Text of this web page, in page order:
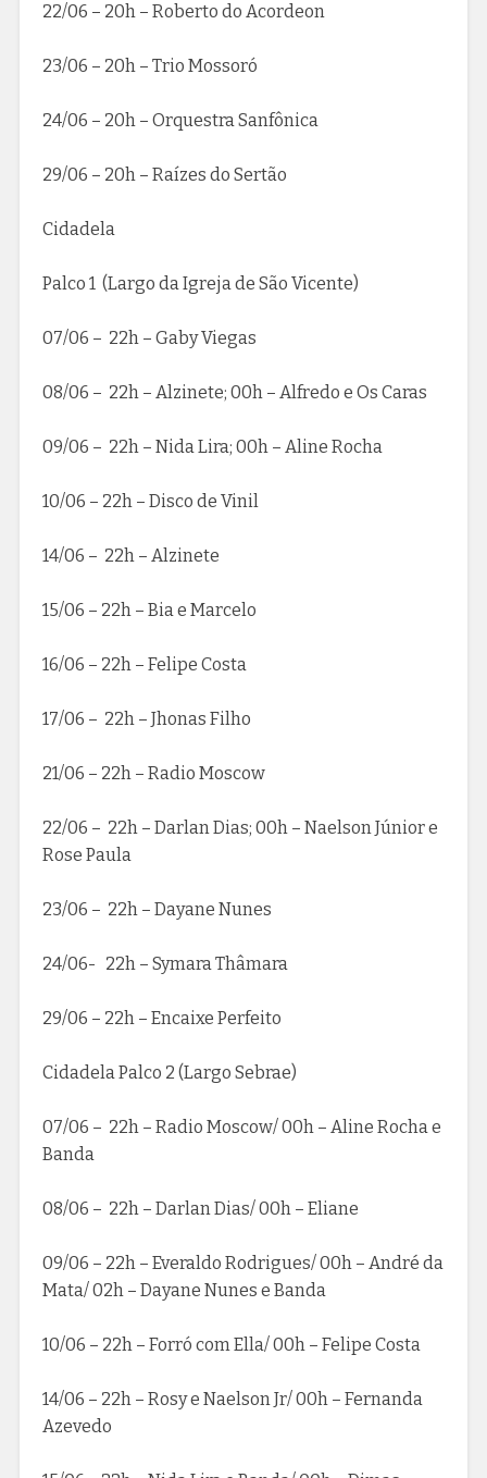
22/06 – 20h – Roberto do Acordeon
23/06 – 20h – Trio Mossoró
24/06 – 20h – Orquestra Sanfônica
29/06 – 20h – Raízes do Sertão
Cidadela
Palco 1 (Largo da Igreja de São Vicente)
07/06 – 22h – Gaby Viegas
08/06 – 22h – Alzinete; 00h – Alfredo e Os Caras
09/06 – 22h – Nida Lira; 00h – Aline Rocha
10/06 – 22h – Disco de Vinil
14/06 – 22h – Alzinete
15/06 – 22h – Bia e Marcelo
16/06 – 22h – Felipe Costa
17/06 – 22h – Jhonas Filho
21/06 – 22h – Radio Moscow
22/06 – 22h – Darlan Dias; 00h – Naelson Júnior e
Rose Paula
23/06 – 22h – Dayane Nunes
24/06- 22h – Symara Thâmara
29/06 – 22h – Encaixe Perfeito
Cidadela Palco 2 (Largo Sebrae)
07/06 – 22h – Radio Moscow/ 00h – Aline Rocha e
Banda
08/06 – 22h – Darlan Dias/ 00h – Eliane
09/06 – 22h – Everaldo Rodrigues/ 00h – André da
Mata/ 02h – Dayane Nunes e Banda
10/06 – 22h – Forró com Ella/ 00h – Felipe Costa
14/06 – 22h – Rosy e Naelson Jr/ 00h – Fernanda
Azevedo